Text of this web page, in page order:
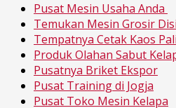
Pusat Mesin Usaha Anda
Temukan Mesin Grosir
Tempatnya Cetak Kaos
Produk Olahan Sabut
Pusatnya Briket Ekspor
Pusat Training di Jogja
Pusat Toko Mesin Kelapa